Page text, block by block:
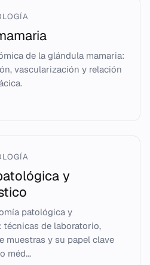
de la glándula mamaria:
vascularización y relación
y
patológica y
de laboratorio,
muestras y su papel clave
méd...